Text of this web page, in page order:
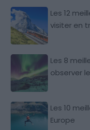
Les 12
visiter en
Les 8
observer
Les 10
Europe